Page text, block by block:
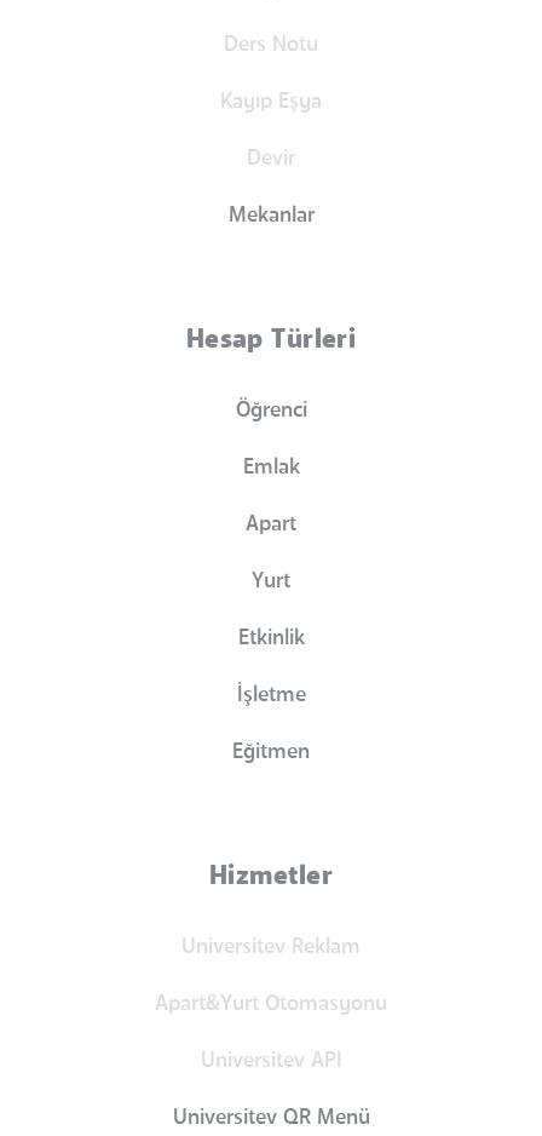
Ders Notu
Kayıp Eşya
Devir
Mekanlar
Hesap Türleri
Öğrenci
Emlak
Apart
Yurt
Etkinlik
İşletme
Eğitmen
Hizmetler
Universitev Reklam
Apart&Yurt Otomasyonu
Universitev API
Universitev QR Menü